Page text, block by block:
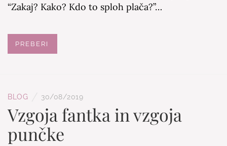
“Zakaj? Kako? Kdo to sploh plača?”…
PREBERI
BLOG 30/08/2019
Vzgoja fantka in vzgoja
punčke